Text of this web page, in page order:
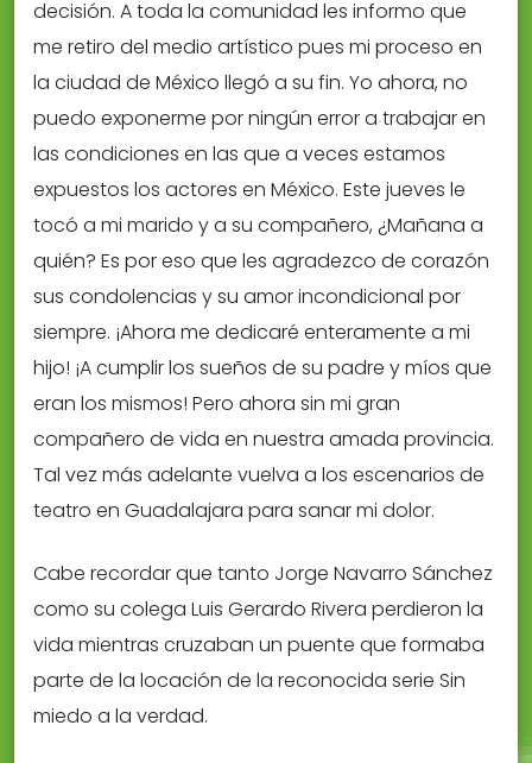
decisión. A toda la comunidad les informo que
me retiro del medio artístico pues mi proceso en
la ciudad de México llegó a su fin. Yo ahora, no
puedo exponerme por ningún error a trabajar en
las condiciones en las que a veces estamos
expuestos los actores en México. Este jueves le
tocó a mi marido y a su compañero, ¿Mañana a
quién? Es por eso que les agradezco de corazón
sus condolencias y su amor incondicional por
siempre. ¡Ahora me dedicaré enteramente a mi
hijo! ¡A cumplir los sueños de su padre y míos que
eran los mismos! Pero ahora sin mi gran
compañero de vida en nuestra amada provincia.
Tal vez más adelante vuelva a los escenarios de
teatro en Guadalajara para sanar mi dolor.
Cabe recordar que tanto Jorge Navarro Sánchez
como su colega Luis Gerardo Rivera perdieron la
vida mientras cruzaban un puente que formaba
parte de la locación de la reconocida serie Sin
miedo a la verdad.